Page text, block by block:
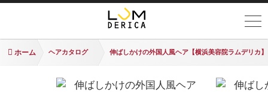
ホーム ヘアカタログ 伸ばしかけの外国人風ヘア【横浜美容院ラムデリカ】